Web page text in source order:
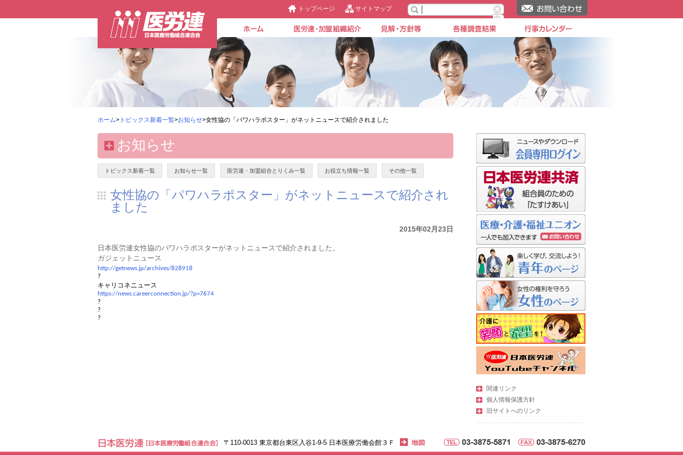
トップページ サイトマップ
ホーム> トピックス新着一覧>お知らせ>女性協の「パワハラポスター」がネットニュースで紹介されました
お知らせ
トピックス新着一覧 お知らせ一覧 医労連・加盟組合とりくみ一覧 お役立ち情報一覧 その他一覧
女性協の「パワハラポスター」がネットニュースで紹介され
ました
2015年02月23日
日本医労連女性協のパワハラポスターがネットニュースで紹介されました。
ガジェットニュース
http://getnews.jp/archives/828918
?
キャリコネニュース
https://news.careerconnection.jp/?p=7674
?
?
?
関連リンク
個人情報保護方針
旧サイトへのリンク
〒110-0013 東京都台東区入谷1-9-5 日本医療労働会館３Ｆ